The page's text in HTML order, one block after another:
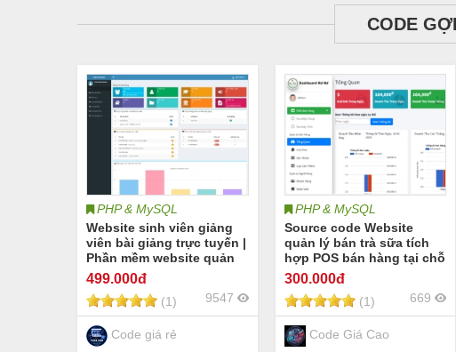
CODE
PHP & MySQL
Website sinh viên giảng
viên bài giảng trực tuyến |
Phần mềm website quản
lý sinh viên giảng viên
học phần bộ môn bài
giảng sinh viên quản lý
bài kiểm tra sinh viên
499.000đ
(1) 9547
Code giá rẻ
PHP & MySQL
Source code Website
quản lý bán trà sữa tích
hợp POS bán hàng tại chỗ
cho cửa hàng PHP &
MYSQL - có báo cáo
thông kê bán hàng cho
cửa hàng
300.000đ
(1) 669
Code Giá Cao